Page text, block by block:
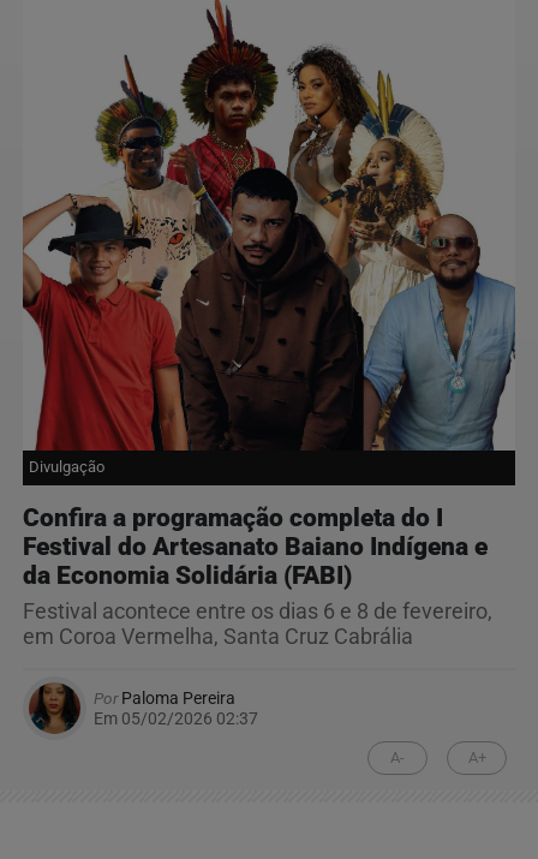
Divulgação
Confira a programação completa do I
Festival do Artesanato Baiano Indígena e
da Economia Solidária (FABI)
Festival acontece entre os dias 6 e 8 de fevereiro,
em Coroa Vermelha, Santa Cruz Cabrália
PorPaloma Pereira
Em 05/02/2026 02:37
A- A+